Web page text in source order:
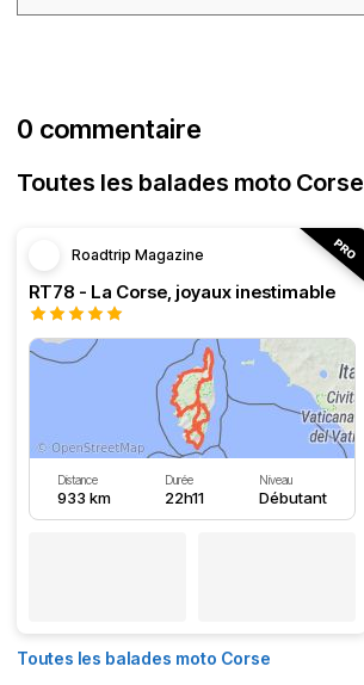
0 commentaire
Toutes les balades moto Corse
Roadtrip Magazine
RT78 - La Corse, joyaux inestimable
Distance
933 km
Durée
22h11
Niveau
Débutant
Toutes les balades moto Corse